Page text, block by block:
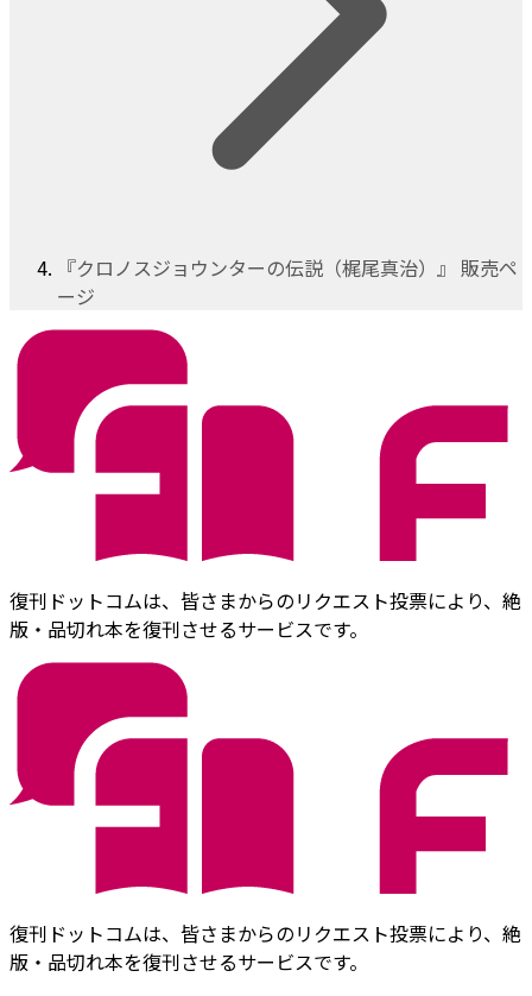
『クロノスジョウンターの伝説（梶尾真治）』 販売ペ
ージ
復刊ドットコムは、皆さまからのリクエスト投票により、絶
版・品切れ本を復刊させるサービスです。
復刊ドットコムは、皆さまからのリクエスト投票により、絶
版・品切れ本を復刊させるサービスです。